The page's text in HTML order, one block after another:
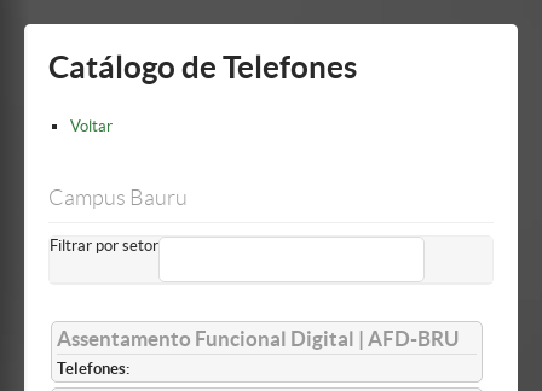
barra
Catálogo de Telefones
Voltar
Campus Bauru
Filtrar por setor
Assentamento Funcional Digital | AFD-BRU
Telefones: